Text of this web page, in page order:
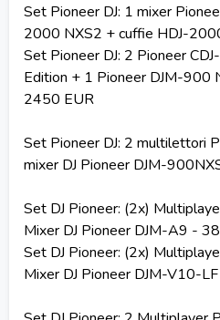
Set Pioneer DJ: 1 mixer
2000 NXS2 + cuffie HDJ-
Set Pioneer DJ: 2 Pioneer
Edition + 1 Pioneer DJM-900
2450 EUR
Set Pioneer DJ: 2 multilettori
mixer DJ Pioneer DJM-
Set DJ Pioneer: (2x)
Mixer DJ Pioneer DJM-A9 -
Set DJ Pioneer: (2x)
Mixer DJ Pioneer DJM-V10-